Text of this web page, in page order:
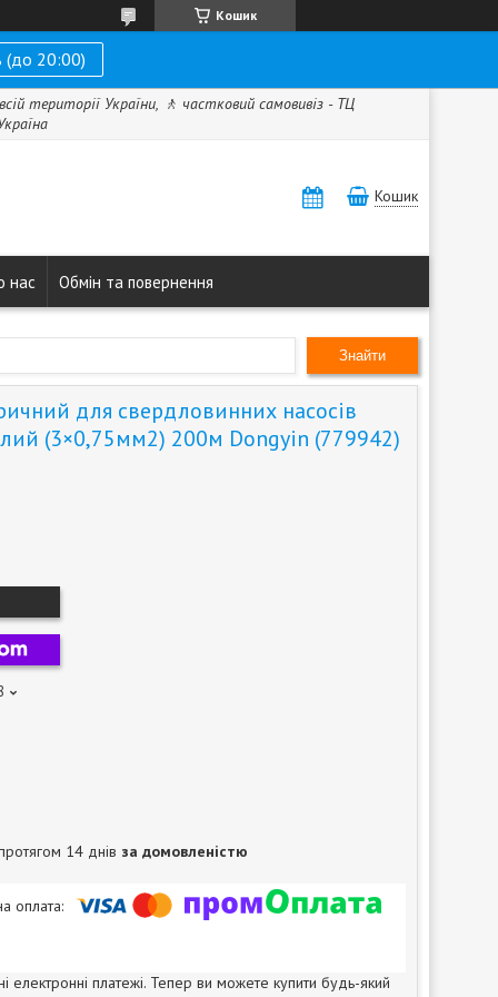
Кошик
(до 20:00)
території України, 🚶 частковий самовивіз - ТЦ
Кошик
нас Обмін та повернення
Знайти
для свердловинних насосів
(3×0,75мм2) 200м Dongyin (779942)
14 днів за домовленістю
електронні платежі. Тепер ви можете купити будь-який